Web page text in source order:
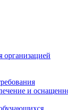
организацией
и